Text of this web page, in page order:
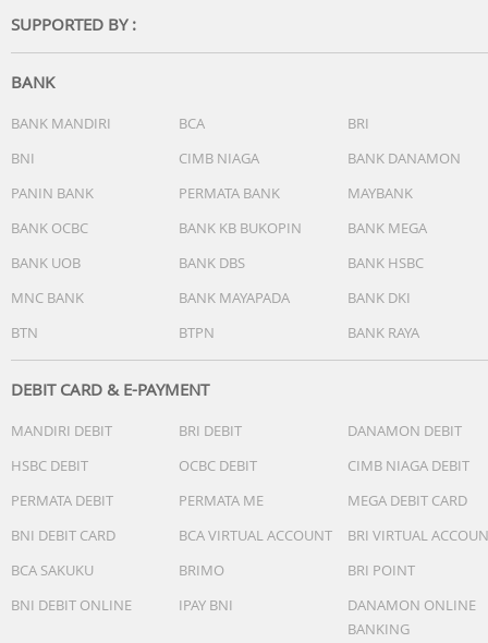
lainnya
Spesifikasi :
Teknologi: Power Delivery 3.0
Input: AC 100-240V 50/60Hz 0.8A
/ 15V 3A=45W / 20V 2.25A=45W
USB-C1+USB-C2: 25W+20W
Max Power Output: 45W Max
Dimensi: 90 x 145 x 35 mm
Isi Dalam Box:
1x charger PA-B4T-BK
1x kartu garansi
Others
SUPPORTED BY :
BANK
BANK MANDIRI BCA
BRI
BNI
CIMB NIAGA
BANK DANAMON
PANIN BANK
PERMATA BANK
MAYBANK
BANK OCBC
BANK KB BUKOPIN
BANK MEGA
BANK UOB
BANK DBS
BANK HSBC
MNC BANK
BANK MAYAPADA
BANK DKI
BTN
BTPN BANK RAYA
DEBIT CARD & E-PAYMENT
MANDIRI DEBIT BRI DEBIT
DANAMON DEBIT
HSBC DEBIT
OCBC DEBIT
CIMB NIAGA DEBIT
PERMATA DEBIT
PERMATA ME
MEGA DEBIT CARD
BNI DEBIT CARD
BCA VIRTUAL ACCOUNT
BRI VIRTUAL
BCA SAKUKU
BRIMO
BRI POINT
BNI DEBIT ONLINE
IPAY BNI
DANAMON ONLINE
BANKING